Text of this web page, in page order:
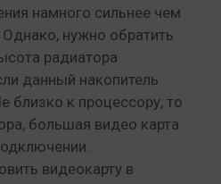
намного сильнее чем
нужно обратить
радиатора
данный накопитель
близко к процессору, то
большая видео карта
видеокарту в